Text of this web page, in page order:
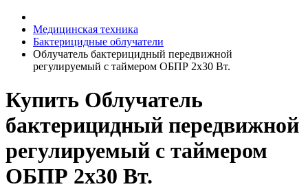
Медицинская техника
Бактерицидные облучатели
Облучатель бактерицидный передвижной
регулируемый с таймером ОБПР 2х30 Вт.
Купить Облучатель
бактерицидный передвижной
регулируемый с таймером
ОБПР 2х30 Вт.